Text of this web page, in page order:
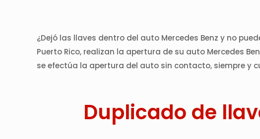
¿Dejó las llaves dentro del auto Mercedes Benz y no
Puerto Rico, realizan la apertura de su auto Mercedes
se efectúa la apertura del auto sin contacto, siempre y
Duplicado de